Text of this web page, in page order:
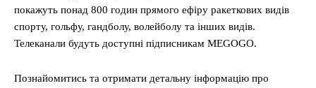
покажуть понад 800 годин прямого ефіру ракеткових видів
спорту, гольфу, гандболу, волейболу та інших видів.
Телеканали будуть доступні підписникам MEGOGO.
Познайомитись та отримати детальну інформацію про